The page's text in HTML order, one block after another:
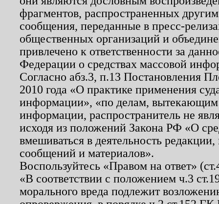
фрагментов, распространенных
сообщения, переданные в пресс-
общественных организаций и
привлечено к ответственности за
Федерации о средствах массовой
Согласно абз.3, п.13 Постановления
2010 года «О практике применения
информации», «по делам, вытекающим
информации, распространитель не
исходя из положений Закона РФ «О
вмешиваться в деятельность
сообщений и материалов».
Воспользуйтесь «Правом на ответ»
«В соответствии с положением ч.3
морального вреда подлежит